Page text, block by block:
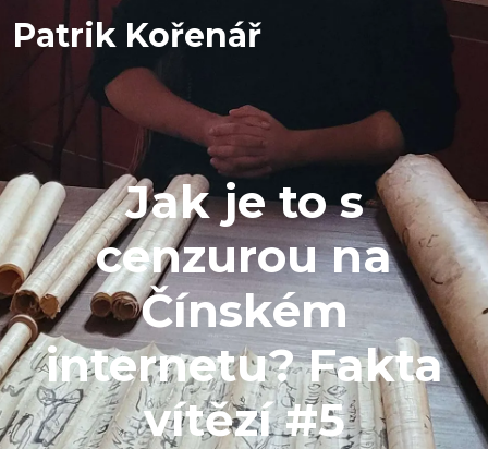
Patrik Kořenář
Jak je to s
cenzurou na
Čínském
internetu? Fakta
vítězí #5